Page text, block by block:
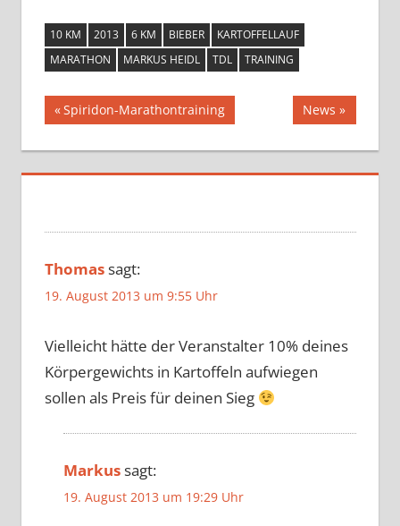
10 KM 2013 6 KM BIEBER
KARTOFFELLAUF
MARATHON
MARKUS HEIDL TDL TRAINING
Beitragsnavigation
Vorheriger
Spiridon-Marathontraining
Nächster
News
Thomassagt:
19. August 2013 um 9:55 Uhr
Vielleicht hätte der Veranstalter 10% deines
Körpergewichts in Kartoffeln aufwiegen
sollen als Preis für deinen Sieg
Markussagt:
19. August 2013 um 19:29 Uhr